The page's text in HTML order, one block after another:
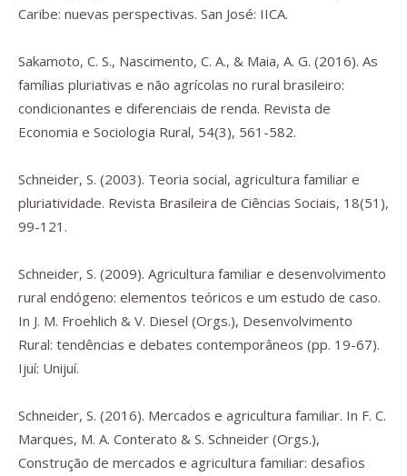
Caribe: nuevas perspectivas. San José: IICA.
Sakamoto, C. S., Nascimento, C. A., & Maia, A. G. (2016). As
famílias pluriativas e não agrícolas no rural brasileiro:
condicionantes e diferenciais de renda. Revista de
Economia e Sociologia Rural, 54(3), 561-582.
Schneider, S. (2003). Teoria social, agricultura familiar e
pluriatividade. Revista Brasileira de Ciências Sociais, 18(51),
99-121.
Schneider, S. (2009). Agricultura familiar e desenvolvimento
rural endógeno: elementos teóricos e um estudo de caso.
In J. M. Froehlich & V. Diesel (Orgs.), Desenvolvimento
Rural: tendências e debates contemporâneos (pp. 19-67).
Ijuí: Unijuí.
Schneider, S. (2016). Mercados e agricultura familiar. In F. C.
Marques, M. A. Conterato & S. Schneider (Orgs.),
Construção de mercados e agricultura familiar: desafios